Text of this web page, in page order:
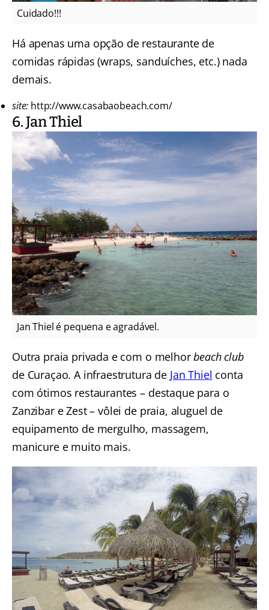
Cuidado!!!
Há apenas uma opção de restaurante de
comidas rápidas (wraps, sanduíches, etc.) nada
demais.
site: http://www.casabaobeach.com/
6. Jan Thiel
Jan Thiel é pequena e agradável.
Outra praia privada e com o melhorbeach club
de Curaçao. A infraestrutura de Jan Thiel conta
com ótimos restaurantes – destaque para o
Zanzibar e Zest – vôlei de praia, aluguel de
equipamento de mergulho, massagem,
manicure e muito mais.